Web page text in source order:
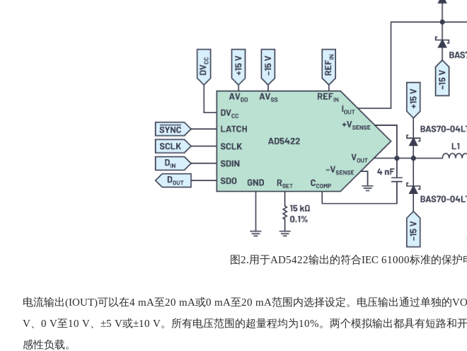
图2.用于AD5422输出的符合IEC 61000标准的保护
电流输出(IOUT)可以在4 mA至20 mA或0 mA至20 mA范围内选择设定。电压输出通过单独的
V、0 V至10 V、±5 V或±10 V。所有电压范围的超量程均为10%。两个模拟输出都具有短路和
感性负载。